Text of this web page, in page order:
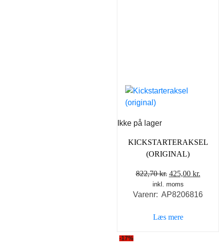
Ikke på lager
KICKSTARTERAKSEL
(ORIGINAL)
822,70kr. Den
oprindelige
pris
822,70 kr..
425,00 kr.
pris
inkl. moms
Varenr: AP8206816
Læs mere
-17%